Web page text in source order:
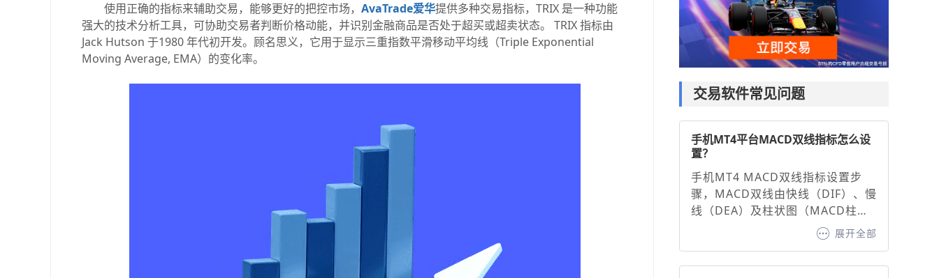
使用正确的指标来辅助交易，能够更好的把控市场， AvaTrade爱华提供多种交易指标，TRIX 是一种功能
强大的技术分析工具，可协助交易者判断价格动能，并识别金融商品是否处于超买或超卖状态。 TRIX 指标由
Jack Hutson 于1980 年代初开发。顾名思义，它用于显示三重指数平滑移动平均线（Triple Exponential
Moving Average, EMA）的变化率。
交易软件常见问题
手机MT4平台MACD双线指标怎么设
置？
手机MT4 MACD双线指标设置步
骤，MACD双线由快线（DIF）、慢
线（DEA）及柱状图（MACD柱）
组成，通过调整参数可优化信号灵
敏度：1. 打开图表并添加指标：在
展开全部